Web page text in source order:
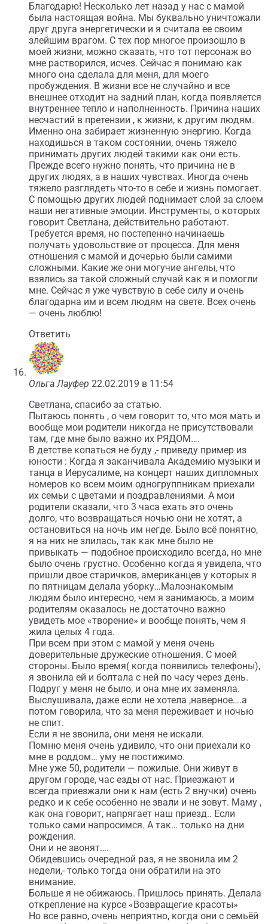
Благодарю! Несколько лет назад у нас с мамой
была настоящая война. Мы буквально уничтожали
друг друга энергетически и я считала ее своим
злейшим врагом. С тех пор многое произошло в
моей жизни, можно сказать, что тот персонаж во
мне растворился, исчез. Сейчас я понимаю как
много она сделала для меня, для моего
пробуждения. В жизни все не случайно и все
внешнее отходит на задний план, когда появляется
внутреннее тепло и наполненность. Причина наших
несчастий в претензии , к жизни, к другим людям.
Именно она забирает жизненную энергию. Когда
находишься в таком состоянии, очень тяжело
принимать других людей такими как они есть.
Прежде всего нужно понять, что причина не в
других людях, а в наших чувствах. Иногда очень
тяжело разглядеть что-то в себе и жизнь помогает.
С помощью других людей поднимает слой за слоем
наши негативные эмоции. Инструменты, о которых
говорит Светлана, действительно работают.
Требуется время, но постепенно начинаешь
получать удовольствие от процесса. Для меня
отношения с мамой и дочерью были самими
сложными. Какие же они могучие ангелы, что
взялись за такой сложный случай как я и помогли
мне. Сейчас я уже чувствую в себе силу и очень
благодарна им и всем людям на свете. Всех очень
— очень люблю!
Ответить
Ольга Лауфер 22.02.2019 в 11:54
Светлана, спасибо за статью.
Пытаюсь понять , о чем говорит то, что моя мать и
вообще мои родители никогда не присутствовали
там, где мне было важно их РЯДОМ….
В детстве копаться не буду ,- приведу пример из
юности : Когда я заканчивала Академию музыки и
танца в Иерусалиме, на концерт наших дипломных
номеров ко всем моим одногруппникам приехали
их семьи с цветами и поздравлениями. А мои
родители сказали, что 3 часа ехать это очень
долго, что возвращаться ночью они не хотят, а
остановиться на ночь им негде. Было всё понятно,
я на них не злилась, так как мне было не
привыкать — подобное происходило всегда, но мне
было очень грустно. Особенно когда я увидела, что
пришли двое старичков, американцев у которых я
по пятницам делала уборку…Малознакомым
людям было интересно, чем я занимаюсь, а моим
родителям оказалось не достаточно важно
увидеть мое «творение» и вообще понять, чем я
жила целых 4 года.
При всем при этом с мамой у меня очень
доверительные дружеские отношения. С моей
стороны. Было время( когда появились телефоны),
я звонила ей и болтала с ней по часу через день.
Подруг у меня не было, и она мне их заменяла.
Выслушивала, даже если не хотела ,наверное….а
потом говорила, что за меня переживает и ночью
не спит.
Если я не звонила, они меня не искали.
Помню меня очень удивило, что они приехали ко
мне в роддом… уму не постижимо.
Мне уже 50, родители — пожилые. Они живут в
другом городе, час езды от нас. Приезжают и
всегда приезжали они к нам (есть 2 внучки) очень
редко и к себе особенно не звали и не зовут. Маму ,
как она говорит, напрягает наш приезд.. Если
только сами напросимся. А так… только на дни
рождения.
Они и не звонят….
Обидевшись очередной раз, я не звонила им 2
недели,- только тогда они обратили на это
внимание.
Больше я не обижаюсь. Пришлось принять. Делала
открепление на курсе «Возвращегие красоты»
Но все равно, очень неприятно, когда они с семьёй